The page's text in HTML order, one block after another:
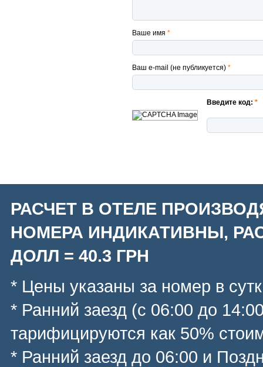
Ваше имя *
Ваш e-mail (не публикуется) *
Введите код: *
РАСЧЕТ В ОТЕЛЕ
НОМЕРА ИНДИКАТИВНЫ,
ДОЛЛ = 40.3 ГРН
* Цены указаны за номер в
* Ранний заезд (с 06:00 до
тарифицируются как 50%
* Ранний заезд до 06:00 и